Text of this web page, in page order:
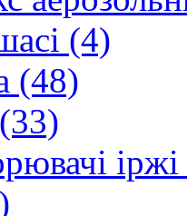
(4)
(48)